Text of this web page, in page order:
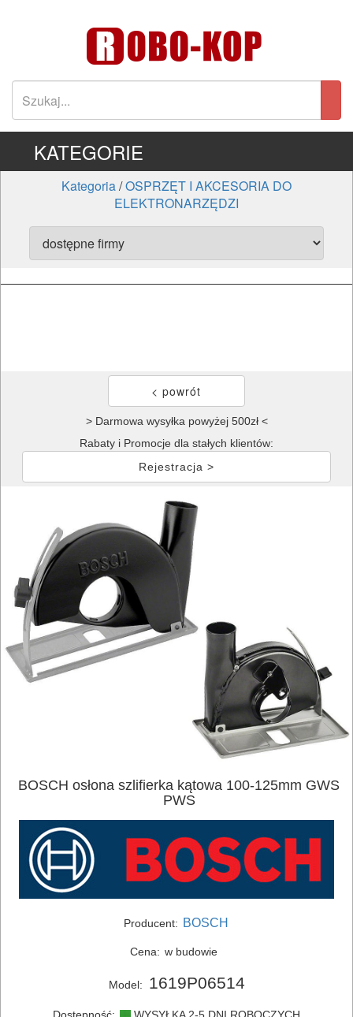
ELEKTRONARZĘDZIA
ELEKTRONARZĘDZIA
AKUMULATOROWE
OSPRZĘT
KATEGORIE
Kategoria/OSPRZĘT I AKCESORIA DO
ELEKTRONARZĘDZI
> Darmowa wysyłka powyżej 500zł <
Rabaty i Promocje dla stałych klientów:
Rejestracja >
BOSCH osłona szlifierka kątowa 100-125mm GWS
PWS
Producent: BOSCH
Cena: w budowie
Model: 1619P06514
Dostępność: WYSYŁKA 2-5 DNI ROBOCZYCH